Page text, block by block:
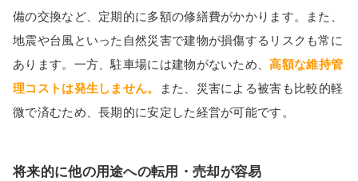
備の交換など、定期的に多額の修繕費がかかります。また、
地震や台風といった自然災害で建物が損傷するリスクも常に
あります。一方、駐車場には建物がないため、高額な維持管
理コストは発生しません。
また、災害による被害も比較的軽
微で済むため、長期的に安定した経営が可能です。
将来的に他の用途への転用・売却が容易